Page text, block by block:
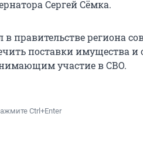
Сергей Сёмка.
правительстве региона
поставки имущества и
участие в СВО.
Ctrl+Enter